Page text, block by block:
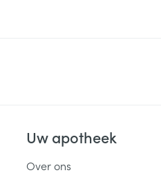
Uw apotheek
Over ons